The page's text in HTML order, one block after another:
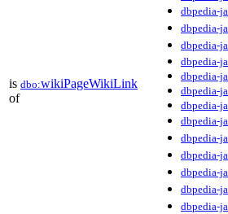
is dbo:wikiPageWikiLink
of
dbpedia-ja
dbpedia-ja
dbpedia-ja
dbpedia-ja
dbpedia-ja
dbpedia-ja
dbpedia-ja
dbpedia-ja
dbpedia-ja
dbpedia-ja
dbpedia-ja
dbpedia-ja
dbpedia-ja